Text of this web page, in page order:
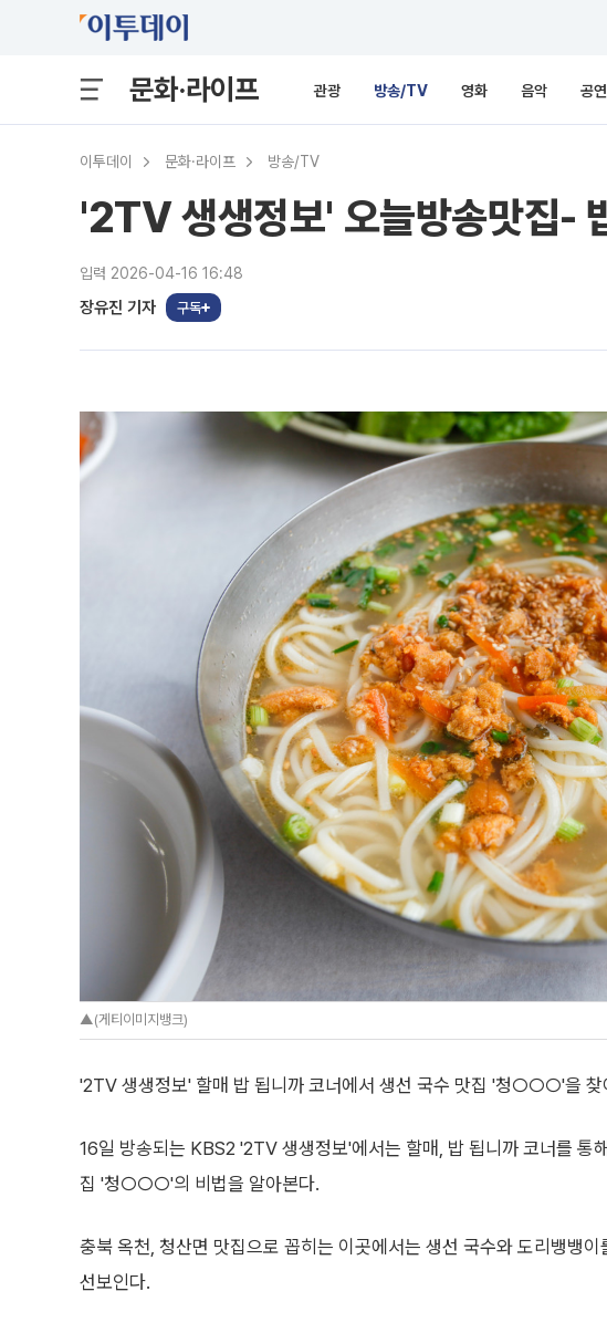
문화·라이프 관광 방송/TV 영화 음악 공
이투데이 문화·라이프 방송/TV
'2TV 생생정보' 오늘방송맛집
입력 2026-04-16 16:48
장유진 기자 구독
▲(게티이미지뱅크)
'2TV 생생정보' 할매 밥 됩니까 코너에서 생선 국수 맛집 '청○○○'을 찾
16일 방송되는 KBS2 '2TV 생생정보'에서는 할매, 밥 됩니까 코너를 통
집 '청○○○'의 비법을 알아본다.
충북 옥천, 청산면 맛집으로 꼽히는 이곳에서는 생선 국수와 도리뱅뱅이
선보인다.